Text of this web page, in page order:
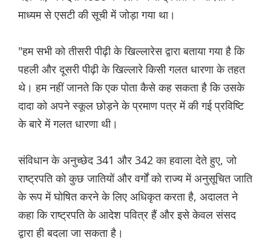
माध्यम से एसटी की सूची में जोड़ा गया था।
"हम सभी को तीसरी पीढ़ी के खिल्लारेस द्वारा बताया गया है कि
पहली और दूसरी पीढ़ी के खिल्लारे किसी गलत धारणा के तहत
थे। हम नहीं जानते कि एक पोता कैसे कह सकता है कि उसके
दादा को अपने स्कूल छोड़ने के प्रमाण पत्र में की गई प्रविष्टि
के बारे में गलत धारणा थी।
संविधान के अनुच्छेद 341 और 342 का हवाला देते हुए, जो
राष्ट्रपति को कुछ जातियों और वर्गों को राज्य में अनुसूचित जाति
के रूप में घोषित करने के लिए अधिकृत करता है, अदालत ने
कहा कि राष्ट्रपति के आदेश पवित्र हैं और इसे केवल संसद
द्वारा ही बदला जा सकता है।